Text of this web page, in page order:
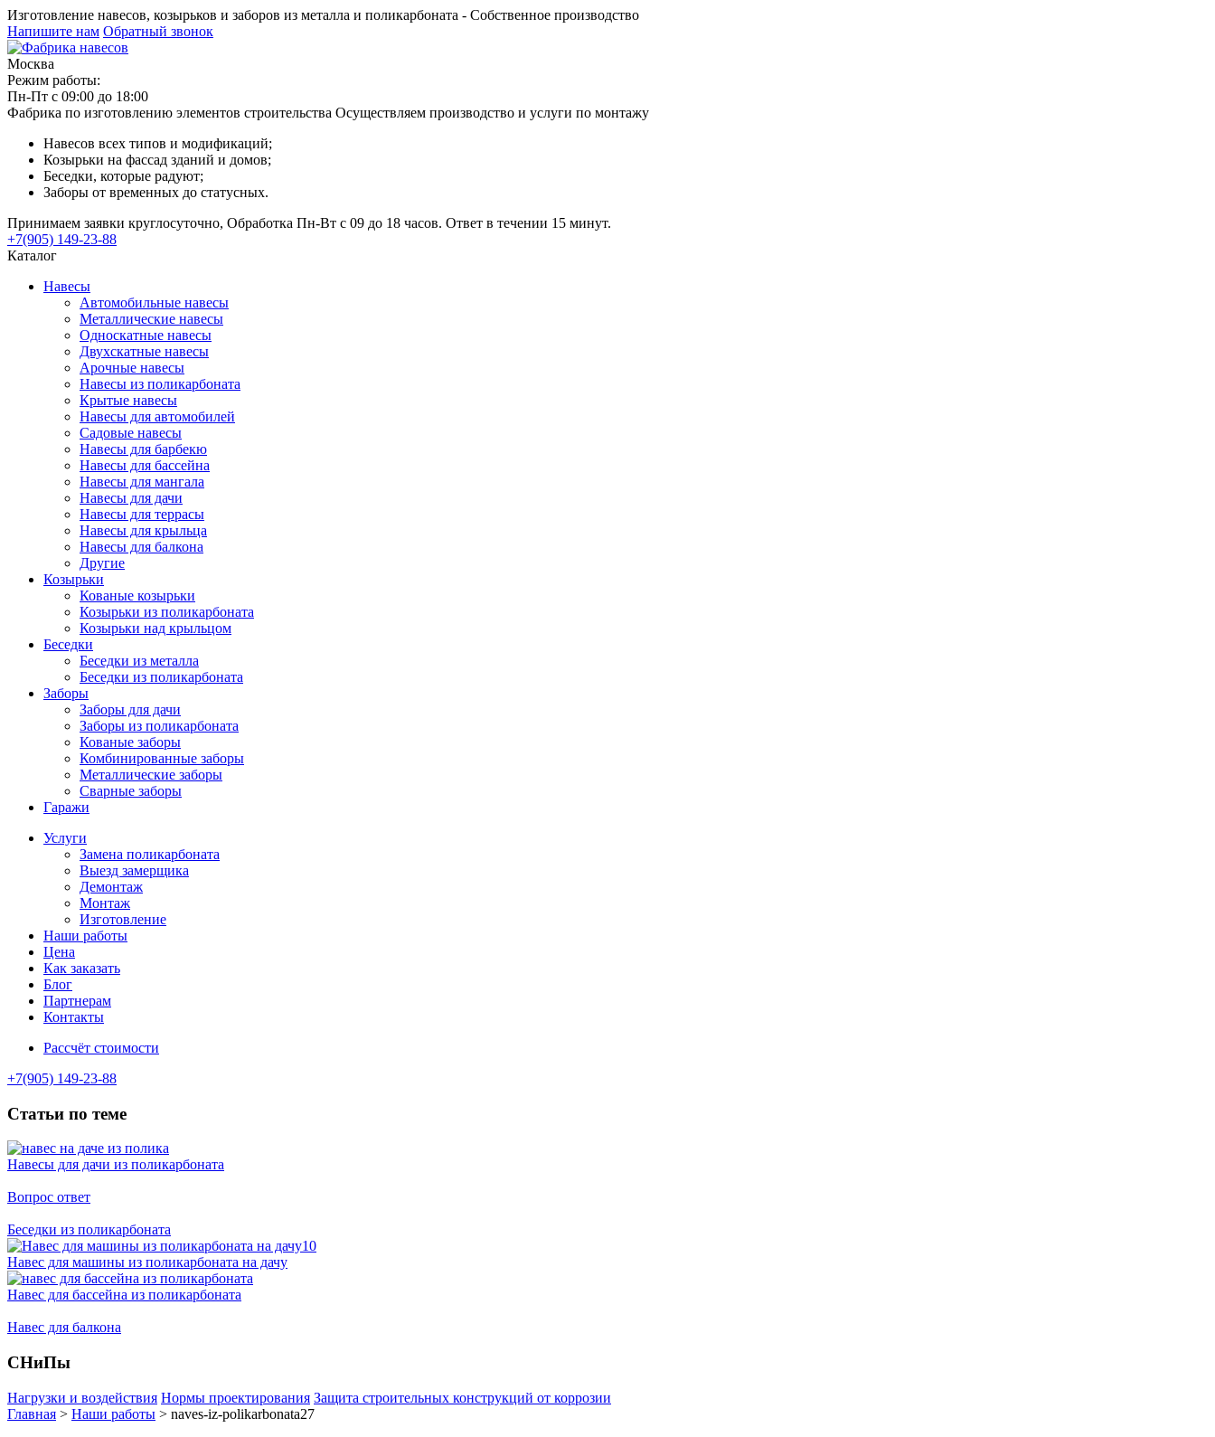
Изготовление навесов, козырьков и заборов из металла и поликарбоната - Собственное производство
Напишите нам Обратный звонок
Москва
Режим работы:
Пн-Пт с 09:00 до 18:00
Фабрика по изготовлению элементов строительства Осуществляем производство и услуги по монтажу
Навесов всех типов и модификаций;
Козырьки на фассад зданий и домов;
Беседки, которые радуют;
Заборы от временных до статусных.
Принимаем заявки круглосуточно, Обработка Пн-Вт с 09 до 18 часов. Ответ в течении 15 минут.
+7(905) 149-23-88
Каталог
Навесы
Автомобильные навесы
Металлические навесы
Односкатные навесы
Двухскатные навесы
Арочные навесы
Навесы из поликарбоната
Крытые навесы
Навесы для автомобилей
Садовые навесы
Навесы для барбекю
Навесы для бассейна
Навесы для мангала
Навесы для дачи
Навесы для террасы
Навесы для крыльца
Навесы для балкона
Другие
Козырьки
Кованые козырьки
Козырьки из поликарбоната
Козырьки над крыльцом
Беседки
Беседки из металла
Беседки из поликарбоната
Заборы
Заборы для дачи
Заборы из поликарбоната
Кованые заборы
Комбинированные заборы
Металлические заборы
Сварные заборы
Гаражи
Услуги
Замена поликарбоната
Выезд замерщика
Демонтаж
Монтаж
Изготовление
Наши работы
Цена
Как заказать
Блог
Партнерам
Контакты
Рассчёт стоимости
+7(905) 149-23-88
Статьи по теме
Навесы для дачи из поликарбоната
Вопрос ответ
Беседки из поликарбоната
Навес для машины из поликарбоната на дачу
Навес для бассейна из поликарбоната
Навес для балкона
СНиПы
Нагрузки и воздействия Нормы проектирования Защита строительных конструкций от коррозии
Главная > Наши работы > naves-iz-polikarbonata27